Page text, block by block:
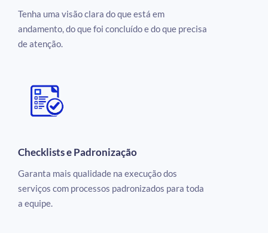
Tenha uma visão clara do que está em
andamento, do que foi concluído e do que precisa
de atenção.
Checklists e Padronização
Garanta mais qualidade na execução dos
serviços com processos padronizados para toda
a equipe.